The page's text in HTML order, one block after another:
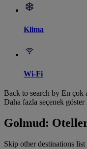
Klima
Wi-Fi
Back to search by En çok
Daha fazla seçenek göster
Golmud:
Skip other destinations list